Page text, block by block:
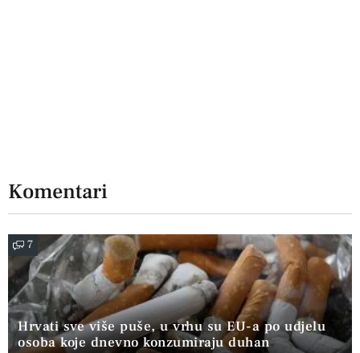
Komentari
7
Hrvati sve više puše, u vrhu su EU-a po udjelu
osoba koje dnevno konzumiraju duhan